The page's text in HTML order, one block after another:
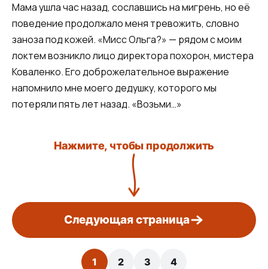
Мама ушла час назад, сославшись на мигрень, но её
поведение продолжало меня тревожить, словно
заноза под кожей. «Мисс Ольга?» — рядом с моим
локтем возникло лицо директора похорон, мистера
Коваленко. Его доброжелательное выражение
напомнило мне моего дедушку, которого мы
потеряли пять лет назад. «Возьми…»
Нажмите, чтобы продолжить
Следующая страница
1 2 3 4